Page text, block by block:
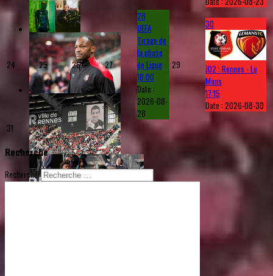
24 25 26 27
28
UEFA
Tirage de
la phase
de Ligue
18:00
Date :
2026-08-
28
29
30
J02 : Rennes - Le
Mans
17:15
Date :2026-08-30
31
Recherche
Rechercher